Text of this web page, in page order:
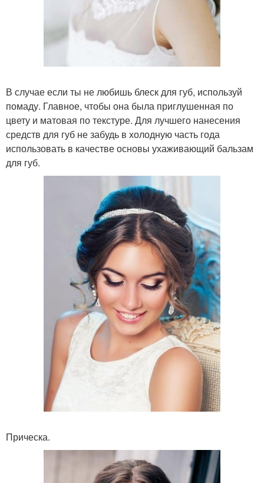
В случае если ты не любишь блеск для губ, используй
помаду. Главное, чтобы она была приглушенная по
цвету и матовая по текстуре. Для лучшего нанесения
средств для губ не забудь в холодную часть года
использовать в качестве основы ухаживающий бальзам
для губ.
Прическа.